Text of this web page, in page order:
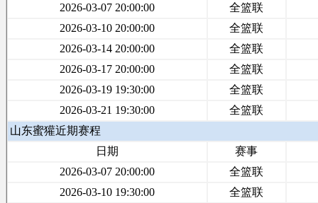
2026-03-07 20:00:00
全篮联
2026-03-10 20:00:00
全篮联
2026-03-14 20:00:00
全篮联
2026-03-17 20:00:00
全篮联
2026-03-19 19:30:00
全篮联
2026-03-21 19:30:00
全篮联
山东蜜獾近期赛程
日期
赛事
2026-03-07 20:00:00
全篮联
2026-03-10 19:30:00
全篮联